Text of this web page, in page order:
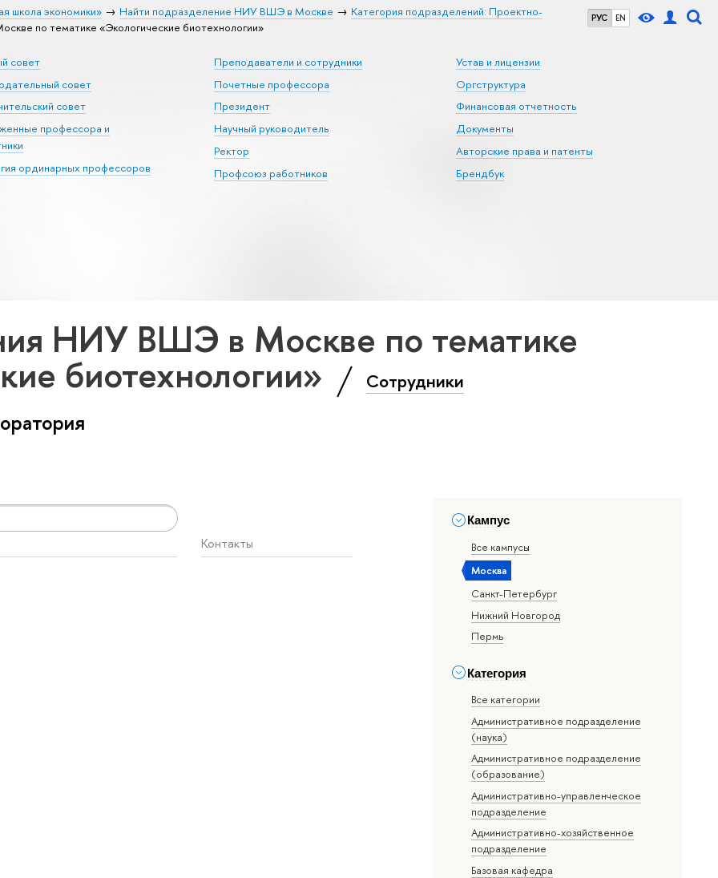
РУС EN
школа экономики» Найти подразделение НИУ ВШЭ в Москве
Категория подразделений: Проектно-
по тематике «Экологические биотехнологии»
совет
совет
совет
профессора и
ординарных профессоров
Преподаватели и сотрудники
Почетные профессора
Президент
Научный руководитель
Ректор
Профсоюз работников
Устав и лицензии
Оргструктура
Финансовая отчетность
Документы
Авторские права и патенты
Брендбук
НИУ ВШЭ в Москве по тематике
биотехнологии» Сотрудники
Кампус
Все кампусы
Москва
Санкт-Петербург
Нижний Новгород
Пермь
Категория
Все категории
Административное подразделение
(наука)
Административное подразделение
(образование)
Административно-управленческое
подразделение
Административно-хозяйственное
подразделение
Базовая кафедра
Контакты